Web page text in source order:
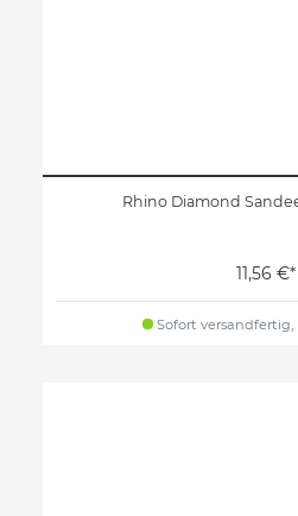
Rhino Diamond
11,56 €*
Sofort versandfertig,